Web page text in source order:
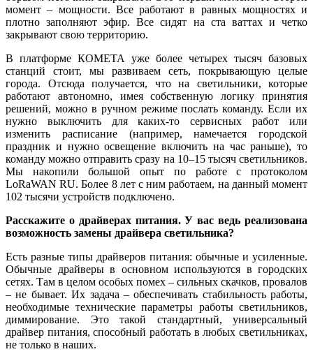
момент – мощности. Все работают в равных мощностях и
плотно заполняют эфир. Все сидят на ста ваттах и четко
закрывают свою территорию.
В платформе КОМЕТА уже более четырех тысяч базовых
станций стоит, мы развиваем сеть, покрывающую целые
города. Отсюда получается, что на светильники, которые
работают автономно, имея собственную логику принятия
решений, можно в ручном режиме послать команду. Если их
нужно выключить для каких-то сервисных работ или
изменить расписание (например, намечается городской
праздник и нужно освещение включить на час раньше), то
команду можно отправить сразу на 10–15 тысяч светильников.
Мы накопили большой опыт по работе с протоколом
LoRaWAN RU. Более 8 лет с ним работаем, на данный момент
102 тысячи устройств подключено.
Расскажите о драйверах питания. У вас ведь реализована
возможность замены драйвера светильника?
Есть разные ти­пы драйверов питания: обычные и усиленные.
Обычные драйверы в основном используются в городских
сетях. Там в целом особых помех – сильных скачков, провалов
– не бывает. Их задача – обеспечивать стабильность работы,
необходимые технические параметры работы светильников,
диммирование. Это такой стандартный, универсальный
драйвер питания, способный работать в любых светильниках,
не только в наших.